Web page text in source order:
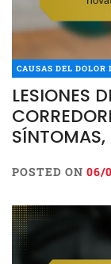
CAUSAS DEL DOLOR
LESIONES
SÍNTOMAS,
POSTED ON 06/